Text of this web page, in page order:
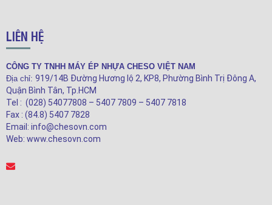
LIÊN HỆ
CÔNG TY TNHH MÁY ÉP NHỰA CHESO VIỆT NAM
Địa chỉ: 919/14B Đường Hương lộ 2, KP8, Phường Bình Trị Đông A,
Quận Bình Tân, Tp.HCM
Tel : (028) 54077808 – 5407 7809 – 5407 7818
Fax : (84.8) 5407 7828
Email: info@chesovn.com
Web: www.chesovn.com